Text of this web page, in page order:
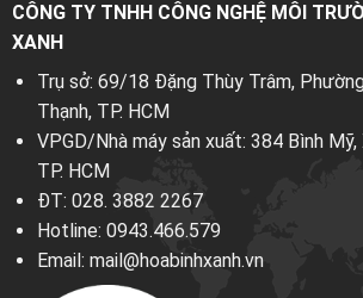
CÔNG TY TNHH CÔNG NGHỆ MÔI
XANH
Trụ sở: 69/18 Đặng Thùy Trâm,
Thạnh, TP. HCM
VPGD/Nhà máy sản xuất: 384 Bình Mỹ,
TP. HCM
ĐT: 028. 3882 2267
Hotline: 0943.466.579
Email: mail@hoabinhxanh.vn